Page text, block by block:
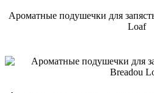
Ароматные подушечки для
Loaf